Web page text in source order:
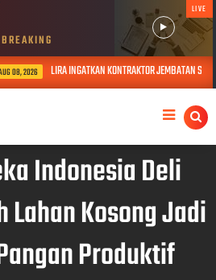
BREAKING
LIVE
08, 2026 LIRA INGATKAN KONTRAKTOR JEMBATAN S.
Indonesia Deli
Lahan Kosong Jadi
Produktif